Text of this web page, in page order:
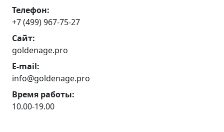
Телефон:
+7 (499) 967-75-27
Сайт:
goldenage.pro
E-mail:
info@goldenage.pro
Время работы:
10.00-19.00